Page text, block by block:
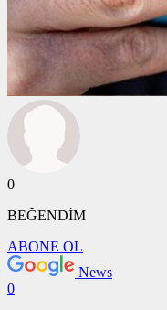
0
BEĞENDİM
ABONE OL
News
0